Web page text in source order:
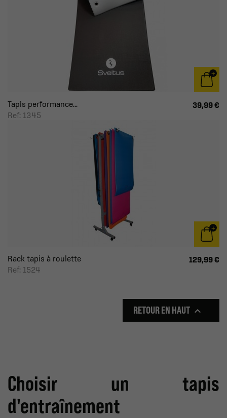
Tapis performance...
Ref: 1345
39,99 €
Rack tapis à roulette
Ref: 1524
129,99 €
RETOUR EN HAUT 
Choisir un tapis
d'entraînement